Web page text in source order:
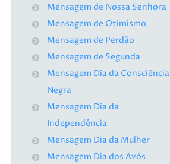
Mensagem de Nossa Senhora
Mensagem de Otimismo
Mensagem de Perdão
Mensagem de Segunda
Mensagem Dia da Consciência
Negra
Mensagem Dia da
Independência
Mensagem Dia da Mulher
Mensagem Dia dos Avós